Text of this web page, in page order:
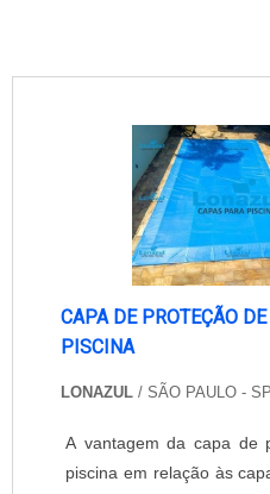
CAPA DE PROTEÇÃO
PISCINA
LONAZUL / SÃO PAULO - SP
A vantagem da capa de
piscina em relação às